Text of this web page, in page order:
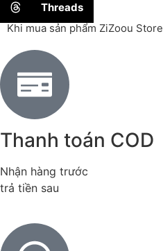
Threads
Khi mua sản phẩm ZiZoou Store
Thanh toán COD
Nhận hàng trước
trả tiền sau